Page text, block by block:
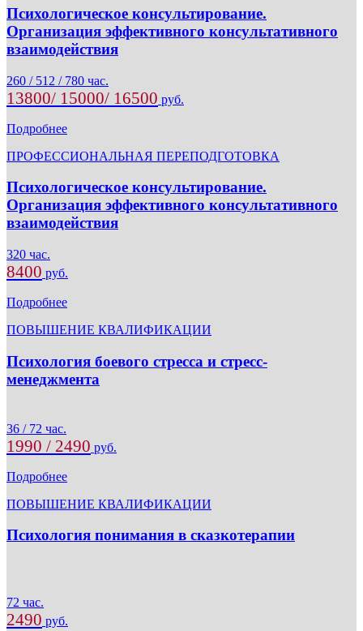
Психологическое консультирование.
Организация эффективного консультативного
взаимодействия
260 / 512 / 780 час.
13800/ 15000/ 16500 руб.
Подробнее
ПРОФЕССИОНАЛЬНАЯ ПЕРЕПОДГОТОВКА
Психологическое консультирование.
Организация эффективного консультативного
взаимодействия
320 час.
8400 руб.
Подробнее
ПОВЫШЕНИЕ КВАЛИФИКАЦИИ
Психология боевого стресса и стресс-
менеджмента
36 / 72 час.
1990 / 2490 руб.
Подробнее
ПОВЫШЕНИЕ КВАЛИФИКАЦИИ
Психология понимания в сказкотерапии
72 час.
2490 руб.